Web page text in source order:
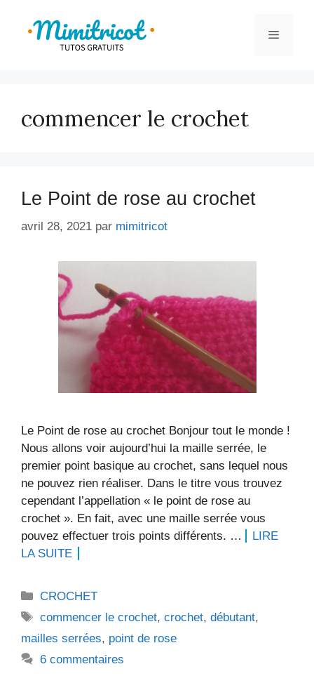
contenu
Menu
commencer le crochet
Le Point de rose au crochet
avril 28, 2021 par mimitricot
Le Point de rose au crochet Bonjour tout le monde !
Nous allons voir aujourd’hui la maille serrée, le
premier point basique au crochet, sans lequel nous
ne pouvez rien réaliser. Dans le titre vous trouvez
cependant l’appellation « le point de rose au
crochet ». En fait, avec une maille serrée vous
pouvez effectuer trois points différents. …
LIRE
LA SUITE
Catégories
CROCHET
Étiquettes
commencer le crochet,crochet,débutant,
mailles serrées, point de rose
6 commentaires